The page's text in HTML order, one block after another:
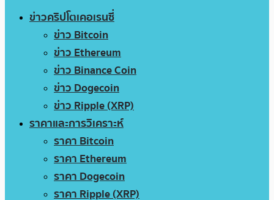
ข่าวคริปโตเคอเรนซี่
ข่าว Bitcoin
ข่าว Ethereum
ข่าว Binance Coin
ข่าว Dogecoin
ข่าว Ripple (XRP)
ราคาและการวิเคราะห์
ราคา Bitcoin
ราคา Ethereum
ราคา Dogecoin
ราคา Ripple (XRP)